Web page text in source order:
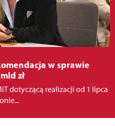
w sprawie
zł
dotyczącą realizacji od 1 lipca